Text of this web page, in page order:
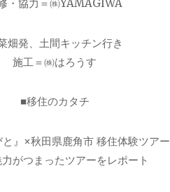
・協力＝㈱YAMAGIWA
畑発、土間キッチン行き
施工＝㈱はろうす
■移住のカタチ
』×秋田県鹿角市 移住体験ツアー
がつまったツアーをレポート